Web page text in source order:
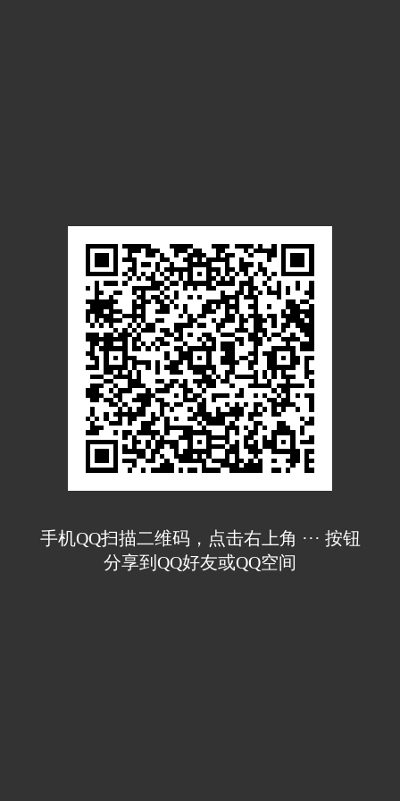
手机QQ扫描二维码，点击右上角 ··· 按钮
分享到QQ好友或QQ空间